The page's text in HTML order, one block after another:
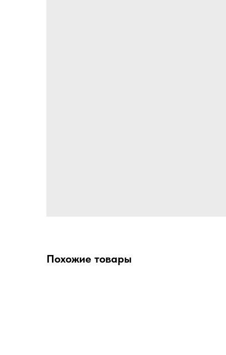
Похожие товары